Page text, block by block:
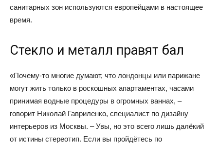
санитарных зон используются европейцами в настоящее
время.
Стекло и металл правят бал
«Почему-то многие думают, что лондонцы или парижане
могут жить только в роскошных апартаментах, часами
принимая водные процедуры в огромных ваннах, –
говорит Николай Гавриленко, специалист по дизайну
интерьеров из Москвы. – Увы, но это всего лишь далёкий
от истины стереотип. Если вы пройдётесь по